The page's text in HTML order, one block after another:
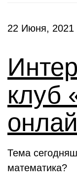
22 Июня, 2021
клуб
Тема
математика?